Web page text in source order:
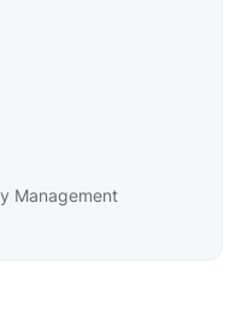
Management